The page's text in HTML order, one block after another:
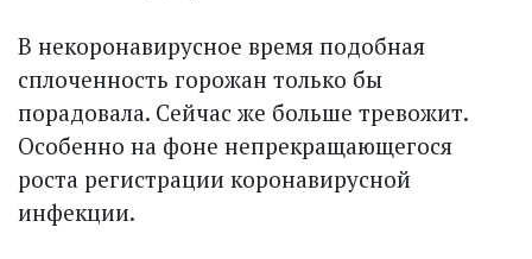
В некоронавирусное время подобная
сплоченность горожан только бы
порадовала. Сейчас же больше тревожит.
Особенно на фоне непрекращающегося
роста регистрации коронавирусной
инфекции.